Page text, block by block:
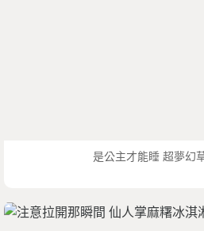
是公主才能睡 超夢幻